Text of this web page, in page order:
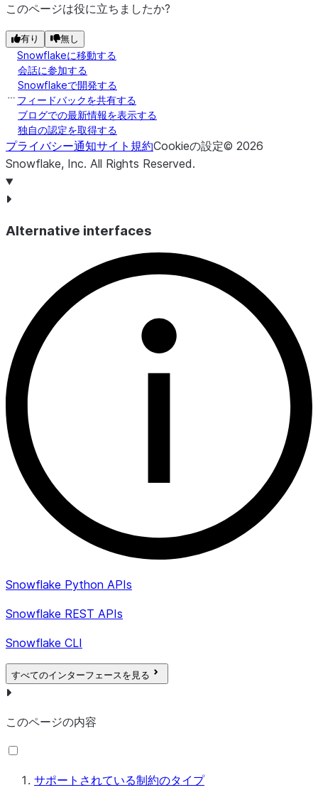
このページは役に立ちましたか?
有り 無し
Snowflakeに移動する
会話に参加する
Snowflakeで開発する
フィードバックを共有する
ブログでの最新情報を表示する
独自の認定を取得する
プライバシー通知サイト規約Cookieの設定© 2026
Snowflake, Inc. All Rights Reserved.
Alternative interfaces
Snowflake Python APIs
Snowflake REST APIs
Snowflake CLI
すべてのインターフェースを見る
このページの内容
サポートされている制約のタイプ